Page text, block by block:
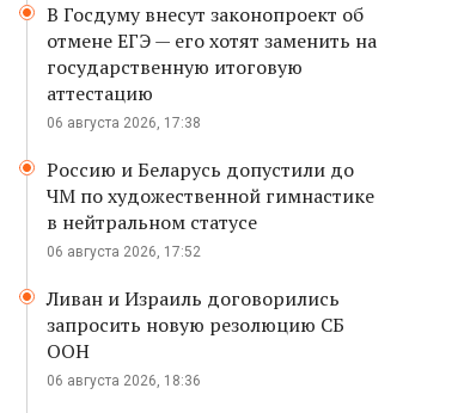
В Госдуму внесут законопроект об
отмене ЕГЭ — его хотят заменить на
государственную итоговую
аттестацию
06 августа 2026, 17:38
Россию и Беларусь допустили до
ЧМ по художественной гимнастике
в нейтральном статусе
06 августа 2026, 17:52
Ливан и Израиль договорились
запросить новую резолюцию СБ
ООН
06 августа 2026, 18:36